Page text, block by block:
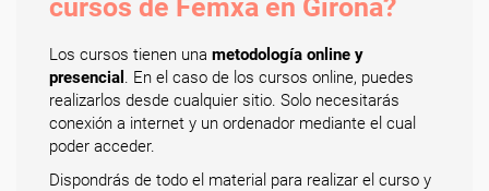
cursos de Femxa en Girona?
Los cursos tienen una metodología online y
presencial . En el caso de los cursos online, puedes
realizarlos desde cualquier sitio. Solo necesitarás
conexión a internet y un ordenador mediante el cual
poder acceder.
Dispondrás de todo el material para realizar el curso y